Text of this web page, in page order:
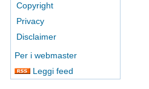
Copyright
Privacy
Disclaimer
Per i webmaster
Leggi feed